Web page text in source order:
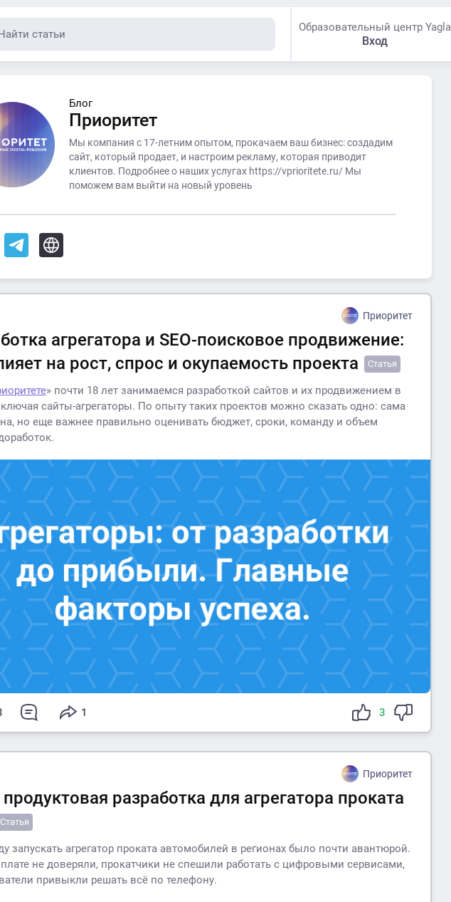
Образовательный центр Yagla
Вход
Блог
Приоритет
Мы компания с 17-летним опытом, прокачаем ваш бизнес: создадим
сайт, который продает, и настроим рекламу, которая приводит
клиентов. Подробнее о наших услугах https://vprioritete.ru/ Мы
поможем вам выйти на новый уровень
Приоритет
агрегатора и SEO-поисковое продвижение:
на рост, спрос и окупаемость проекта
Статья
» почти 18 лет занимаемся разработкой сайтов и их продвижением в
сайты-агрегаторы. По опыту таких проектов можно сказать одно: сама
но еще важнее правильно оценивать бюджет, сроки, команду и объем
1 3
Приоритет
продуктовая разработка для агрегатора проката
Статья
запускать агрегатор проката автомобилей в регионах было почти авантюрой.
не доверяли, прокатчики не спешили работать с цифровыми сервисами,
привыкли решать всё по телефону.